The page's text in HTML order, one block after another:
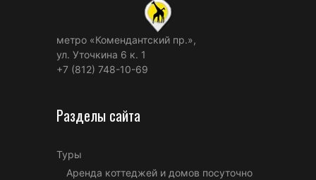
метро «Комендантский пр.»,
ул. Уточкина 6 к. 1
+7 (812) 748-10-69
Разделы сайта
Туры
Аренда коттеджей и домов посуточно